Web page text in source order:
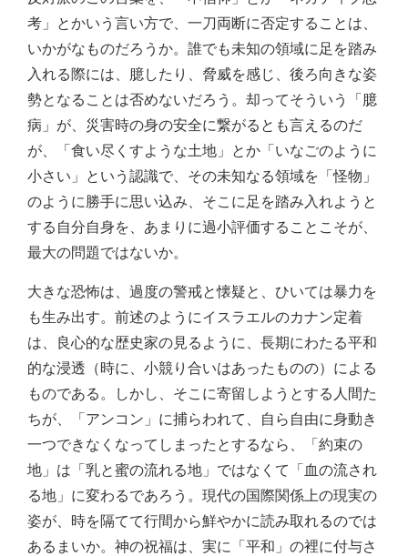
考」とかいう言い方で、一刀両断に否定することは、
いかがなものだろうか。誰でも未知の領域に足を踏み
入れる際には、臆したり、脅威を感じ、後ろ向きな姿
勢となることは否めないだろう。却ってそういう「臆
病」が、災害時の身の安全に繋がるとも言えるのだ
が、「食い尽くすような土地」とか「いなごのように
小さい」という認識で、その未知なる領域を「怪物」
のように勝手に思い込み、そこに足を踏み入れようと
する自分自身を、あまりに過小評価することこそが、
最大の問題ではないか。
大きな恐怖は、過度の警戒と懐疑と、ひいては暴力を
も生み出す。前述のようにイスラエルのカナン定着
は、良心的な歴史家の見るように、長期にわたる平和
的な浸透（時に、小競り合いはあったものの）による
ものである。しかし、そこに寄留しようとする人間た
ちが、「アンコン」に捕らわれて、自ら自由に身動き
一つできなくなってしまったとするなら、「約束の
地」は「乳と蜜の流れる地」ではなくて「血の流され
る地」に変わるであろう。現代の国際関係上の現実の
姿が、時を隔てて行間から鮮やかに読み取れるのでは
あるまいか。神の祝福は、実に「平和」の裡に付与さ